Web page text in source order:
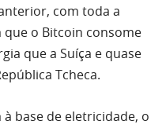
com toda a
que o Bitcoin consome
que a Suíça e quase
Tcheca.
base de eletricidade, o